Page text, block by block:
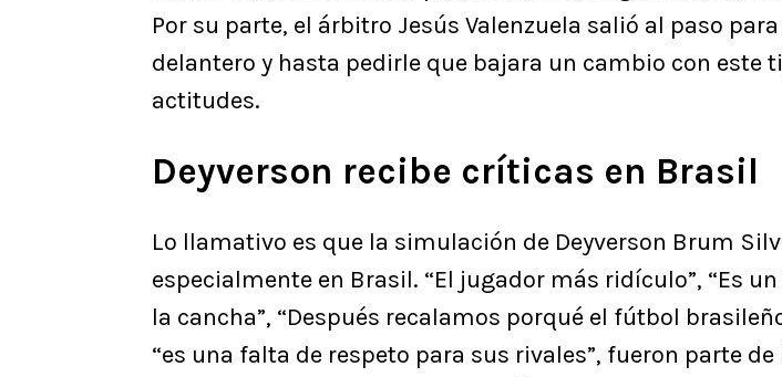
Por su parte, el árbitro Jesús Valenzuela salió al paso
delantero y hasta pedirle que bajara un cambio con este
actitudes.
Deyverson recibe críticas en Brasil
Lo llamativo es que la simulación de Deyverson Brum
especialmente en Brasil. “El jugador más ridículo”, “Es
la cancha”, “Después recalamos porqué el fútbol
“es una falta de respeto para sus rivales”, fueron parte